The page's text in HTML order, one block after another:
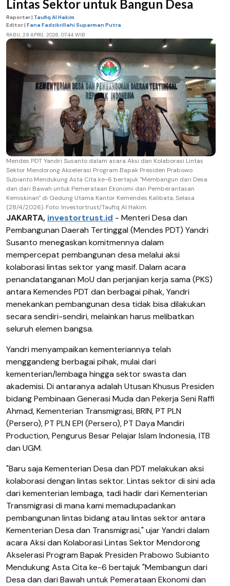
Lintas Sektor untuk Bangun Desa
Reporter | Taufiq Al Hakim
Editor | Fana Fadzikrillahi Suparman Putra
RABU, 29 APRIL 2026, 07.44 WIB
Mendes PDT Yandri Susanto dalam acara Aksi dan Kolaborasi Lintas
Sektor Mendorong Akselerasi Program Bapak Presiden Prabowo
Subianto Mendukung Asta Cita ke-6 bertajuk "Membangun dari Desa
dan dari Bawah untuk Pemerataan Ekonomi dan Pemberantasan
Kemiskinan" di Gedung Utama Kantor Kemendes Kalibata, Selasa
(28/4/2026). Foto: Investortrust/Taufiq Al Hakim.
JAKARTA, investortrust.id - Menteri Desa dan
Pembangunan Daerah Tertinggal (Mendes PDT) Yandri
Susanto menegaskan komitmennya dalam
mempercepat pembangunan desa melalui aksi
kolaborasi lintas sektor yang masif. Dalam acara
penandatanganan MoU dan perjanjian kerja sama (PKS)
antara Kemendes PDT dan berbagai pihak, Yandri
menekankan pembangunan desa tidak bisa dilakukan
secara sendiri-sendiri, melainkan harus melibatkan
seluruh elemen bangsa.
Yandri menyampaikan kementeriannya telah
menggandeng berbagai pihak, mulai dari
kementerian/lembaga hingga sektor swasta dan
akademisi. Di antaranya adalah Utusan Khusus Presiden
bidang Pembinaan Generasi Muda dan Pekerja Seni Raffi
Ahmad, Kementerian Transmigrasi, BRIN, PT PLN
(Persero), PT PLN EPI (Persero), PT Daya Mandiri
Production, Pengurus Besar Pelajar Islam Indonesia, ITB
dan UGM.
"Baru saja Kementerian Desa dan PDT melakukan aksi
kolaborasi dengan lintas sektor. Lintas sektor di sini ada
dari kementerian lembaga, tadi hadir dari Kementerian
Transmigrasi di mana kami memadupadankan
pembangunan lintas bidang atau lintas sektor antara
Kementerian Desa dan Transmigrasi," ujar Yandri dalam
acara Aksi dan Kolaborasi Lintas Sektor Mendorong
Akselerasi Program Bapak Presiden Prabowo Subianto
Mendukung Asta Cita ke-6 bertajuk "Membangun dari
Desa dan dari Bawah untuk Pemerataan Ekonomi dan